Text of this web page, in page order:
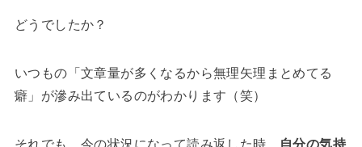
どうでしたか？
いつもの「文章量が多くなるから無理矢理まとめてる
癖」が滲み出ているのがわかります（笑）
それでも、今の状況になって読み返した時、
自分の気持